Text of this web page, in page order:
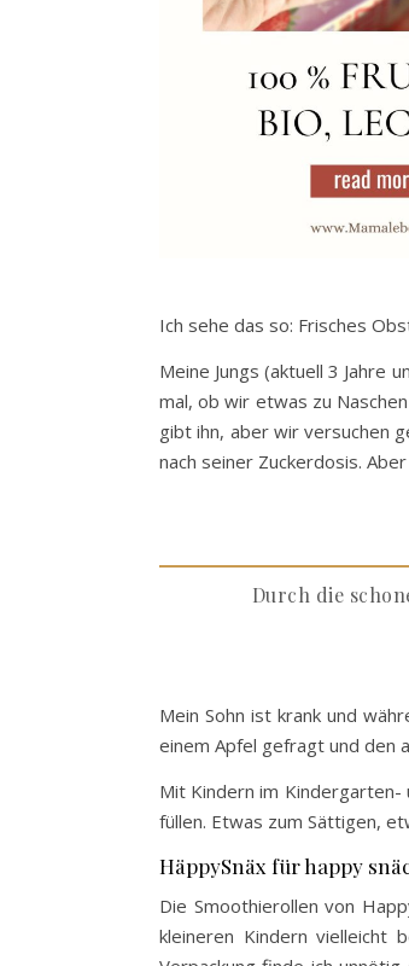
Ich sehe das so: Frisches
Meine Jungs (aktuell 3 Jahre
mal, ob wir etwas zu
gibt ihn, aber wir versuchen
nach seiner Zuckerdosis.
Durch die
Mein Sohn ist krank und
einem Apfel gefragt und den
Mit Kindern im Kindergarten-
füllen. Etwas zum Sättigen,
HäppySnäx für happy
Die Smoothierollen von
kleineren Kindern vielleicht